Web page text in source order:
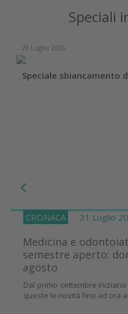
Speciali
20 Luglio 2026
Speciale sbiancamento
CRONACA 31 Luglio
Medicina e
semestre aperto:
agosto
Dal primo settembre
queste le novità fino ad ora